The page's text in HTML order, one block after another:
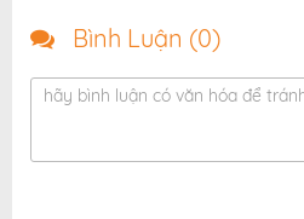
Bình Luận (0)
hãy bình luận có văn hóa để